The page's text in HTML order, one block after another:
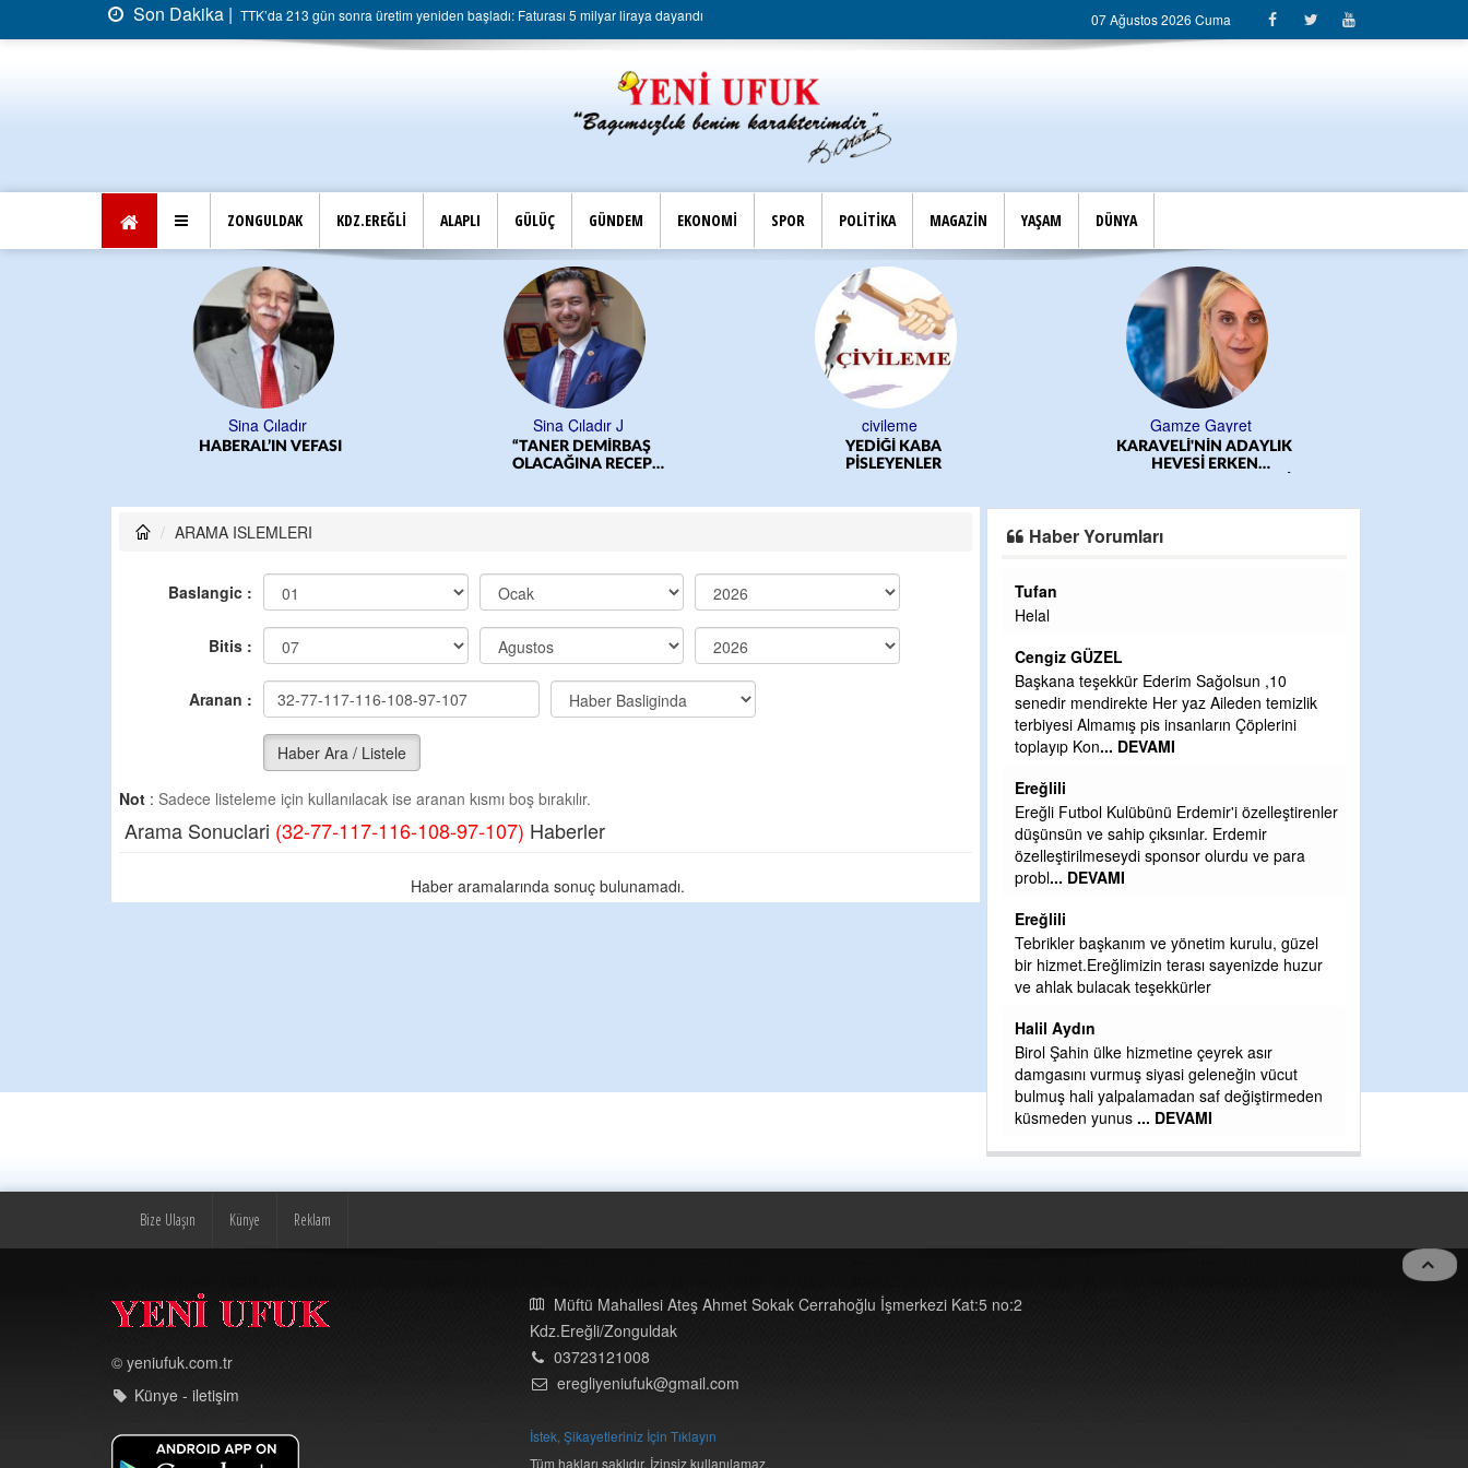
Son Dakika | TTK’da 213 gün sonra üretim yeniden başladı: Faturası 5 milyar liraya dayandı 07 Ağustos 2026 Cuma
ZONGULDAK KDZ.EREĞLİ ALAPLI GÜLÜÇ GÜNDEM EKONOMİ SPOR POLİTİKA MAGAZİN YAŞAM DÜNYA
Sina Çıladır
HABERAL’IN VEFASI
Sina Çıladır J
“TANER DEMİRBAŞ
OLACAĞINA RECEP
civileme
YEDİĞİ KABA
PİSLEYENLER
Gamze Gayret
KARAVELİ'NİN ADAYLIK
HEVESİ ERKEN
ARAMA ISLEMLERI
Baslangic :
Bitis :
Aranan :
Haber Ara / Listele
Not : Sadece listeleme için kullanılacak ise aranan kısmı boş bırakılır.
Arama Sonuclari (32-77-117-116-108-97-107) Haberler
Haber aramalarında sonuç bulunamadı.
Haber Yorumları
Tufan
Helal
Cengiz GÜZEL
Başkana teşekkür Ederim Sağolsun ,10
senedir mendirekte Her yaz Aileden temizlik
terbiyesi Almamış pis insanların Çöplerini
toplayıp Kon... DEVAMI
Ereğlili
Ereğli Futbol Kulübünü Erdemir'i özelleştirenler
düşünsün ve sahip çıksınlar. Erdemir
özelleştirilmeseydi sponsor olurdu ve para
probl... DEVAMI
Ereğlili
Tebrikler başkanım ve yönetim kurulu, güzel
bir hizmet.Ereğlimizin terası sayenizde huzur
ve ahlak bulacak teşekkürler
Halil Aydın
Birol Şahin ülke hizmetine çeyrek asır
damgasını vurmuş siyasi geleneğin vücut
bulmuş hali yalpalamadan saf değiştirmeden
küsmeden yunus ... DEVAMI
Bize Ulaşın Künye Reklam
© yeniufuk.com.tr
Künye - iletişim
Müftü Mahallesi Ateş Ahmet Sokak Cerrahoğlu İşmerkezi Kat:5 no:2
Kdz.Ereğli/Zonguldak
03723121008
eregliyeniufuk@gmail.com
İstek, Şikayetleriniz İçin Tıklayın
Tüm hakları saklıdır. İzinsiz kullanılamaz.